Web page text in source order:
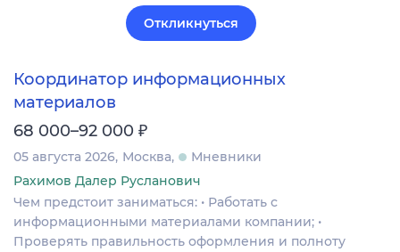
Откликнуться
Координатор информационных
материалов
68 000–92 000 ₽
05 августа 2026 Москва
Мневники
Рахимов Далер Русланович
Чем предстоит заниматься: • Работать с
информационными материалами компании; •
Проверять правильность оформления и полноту